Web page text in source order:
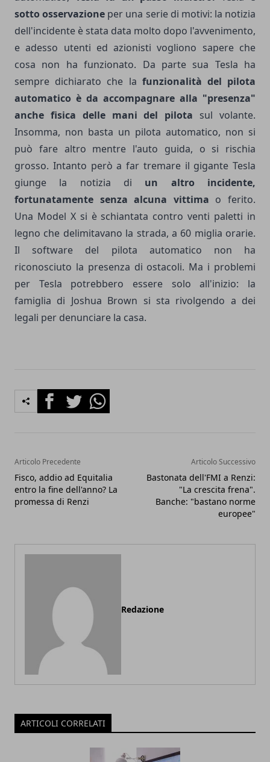
sotto osservazione per una serie di motivi: la notizia
dell'incidente è stata data molto dopo l'avvenimento,
e adesso utenti ed azionisti vogliono sapere che
cosa non ha funzionato. Da parte sua Tesla ha
sempre dichiarato che la funzionalità del pilota
automatico è da accompagnare alla "presenza"
anche fisica delle mani del pilota sul volante.
Insomma, non basta un pilota automatico, non si
può fare altro mentre l'auto guida, o si rischia
grosso. Intanto però a far tremare il gigante Tesla
giunge la notizia di un altro incidente,
fortunatamente senza alcuna vittima o ferito.
Una Model X si è schiantata contro venti paletti in
legno che delimitavano la strada, a 60 miglia orarie.
Il software del pilota automatico non ha
riconosciuto la presenza di ostacoli. Ma i problemi
per Tesla potrebbero essere solo all'inizio: la
famiglia di Joshua Brown si sta rivolgendo a dei
legali per denunciare la casa.
FacebookTwitterWhatsapp
Articolo Precedente
Fisco, addio ad Equitalia
entro la fine dell'anno? La
promessa di Renzi
Articolo Successivo
Bastonata dell'FMI a Renzi:
"La crescita frena".
Banche: "bastano norme
europee"
Redazione
ARTICOLI CORRELATI